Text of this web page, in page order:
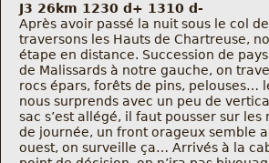
J3 26km 1230 d+ 1310 d-
Après avoir passé la nuit sous le col
traversons les Hauts de Chartreuse,
étape en distance. Succession de
de Malissards à notre gauche, on
rocs épars, forêts de pins, pelouses…
nous surprends avec un peu de
sac s’est allégé, il faut pousser sur les
de journée, un front orageux semble
ouest, on surveille ça… Arrivés à la